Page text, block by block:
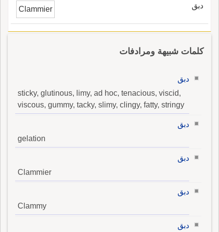
دبق Clammier
كلمات شبيهة ومرادفات
دبق
sticky, glutinous, limy, ad hoc, tenacious, viscid,
viscous, gummy, tacky, slimy, clingy, fatty, stringy
دبق
gelation
دبق
Clammier
دبق
Clammy
دبق